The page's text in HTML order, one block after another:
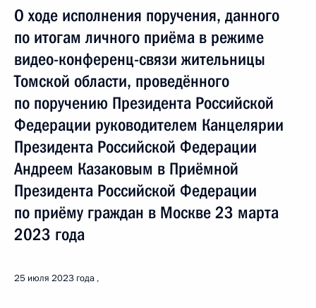
О ходе исполнения поручения, данного
по итогам личного приёма в режиме
видео-конференц-связи жительницы
Томской области, проведённого
по поручению Президента Российской
Федерации руководителем Канцелярии
Президента Российской Федерации
Андреем Казаковым в Приёмной
Президента Российской Федерации
по приёму граждан в Москве 23 марта
2023 года
25 июля 2023 года